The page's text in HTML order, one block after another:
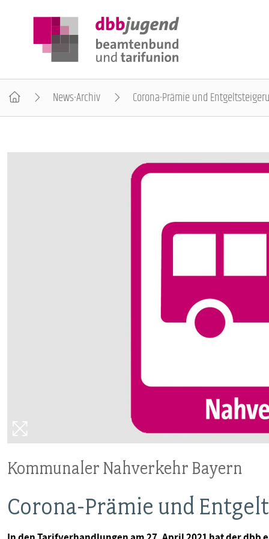
VERANSTALTUNGEN UND SEMINARE
News-Archiv Corona-Prämie und
Kommunaler Nahverkehr Bayern
Corona-Prämie und